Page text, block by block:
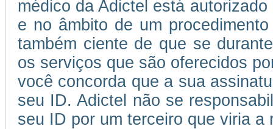
médico da Adictel está
e no âmbito de um
também ciente de que se
os serviços que são oferecidos
você concorda que a sua
seu ID. Adictel não se
seu ID por um terceiro que viria a